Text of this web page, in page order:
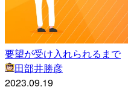
要望が受け入れられるまで
田部井勝彦
2023.09.19